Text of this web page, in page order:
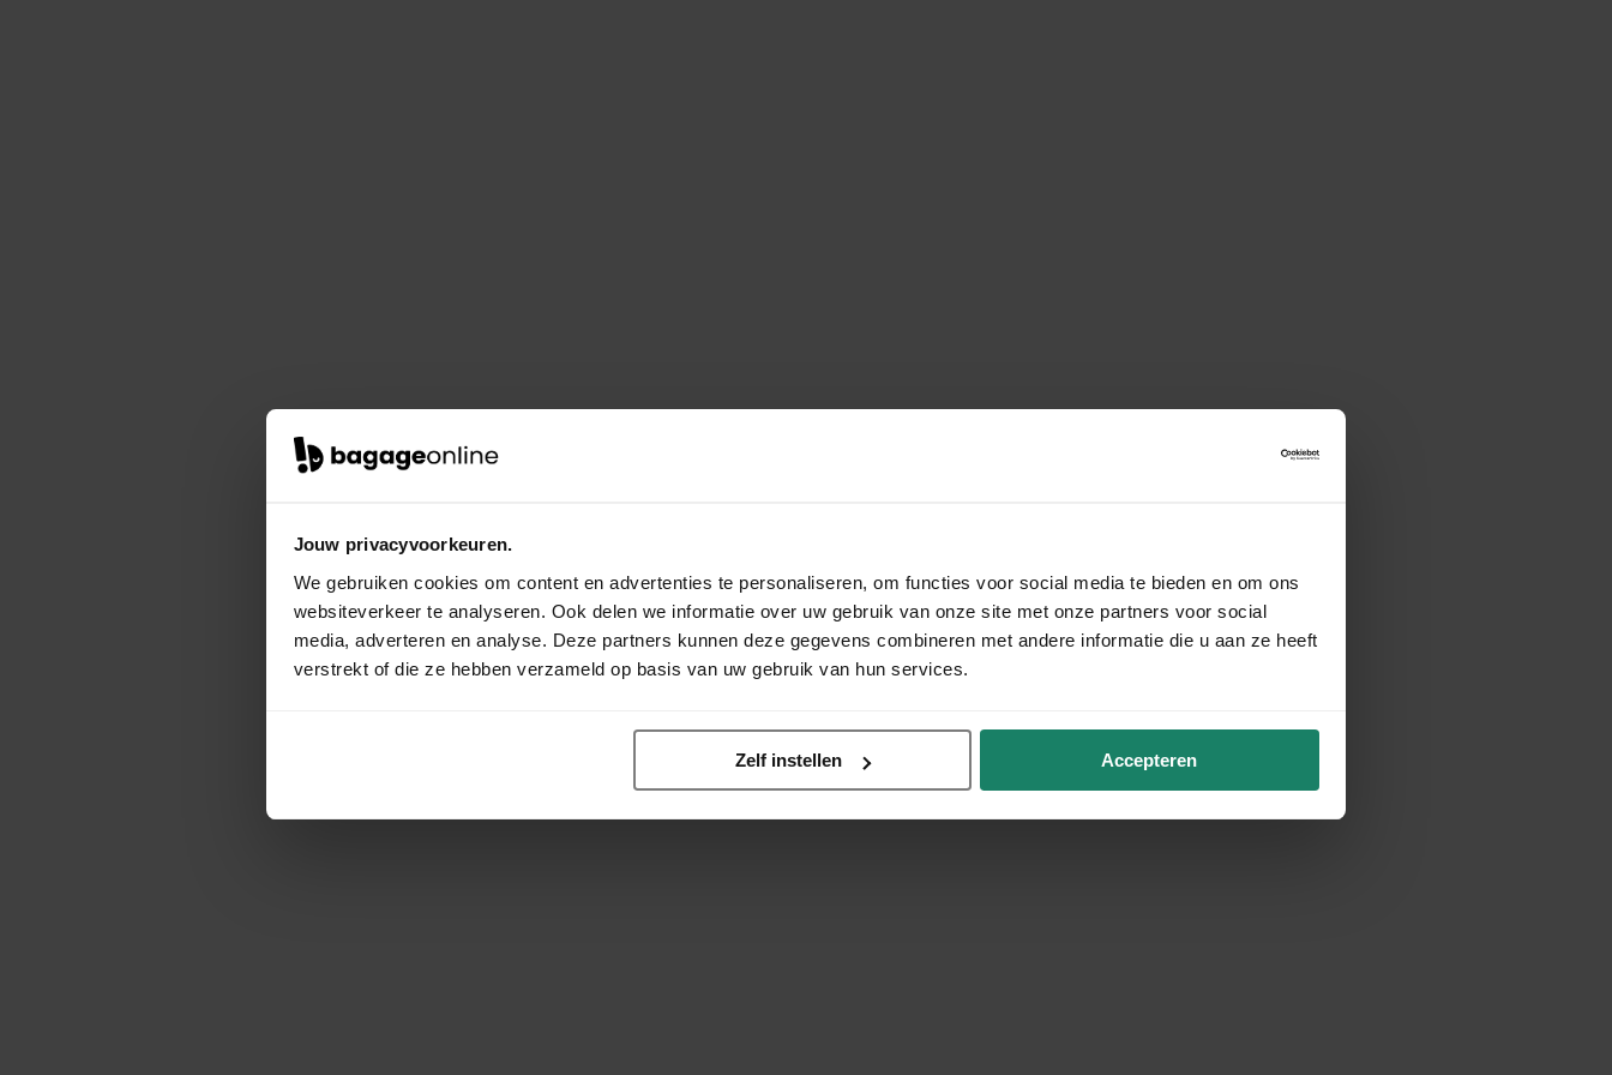
Jouw privacyvoorkeuren.
We gebruiken cookies om content en advertenties te personaliseren, om functies voor social media te bieden en om ons
websiteverkeer te analyseren. Ook delen we informatie over uw gebruik van onze site met onze partners voor social
media, adverteren en analyse. Deze partners kunnen deze gegevens combineren met andere informatie die u aan ze heeft
verstrekt of die ze hebben verzameld op basis van uw gebruik van hun services.
Zelf instellen Accepteren